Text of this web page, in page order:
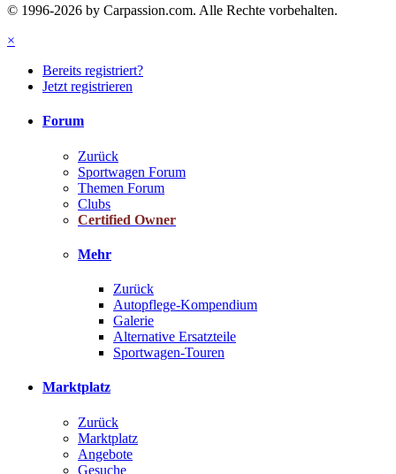
© 1996-2026 by Carpassion.com. Alle Rechte vorbehalten.
×
Bereits registriert?
Jetzt registrieren
Forum
Zurück
Sportwagen Forum
Themen Forum
Clubs
Certified Owner
Mehr
Zurück
Autopflege-Kompendium
Galerie
Alternative Ersatzteile
Sportwagen-Touren
Marktplatz
Zurück
Marktplatz
Angebote
Gesuche